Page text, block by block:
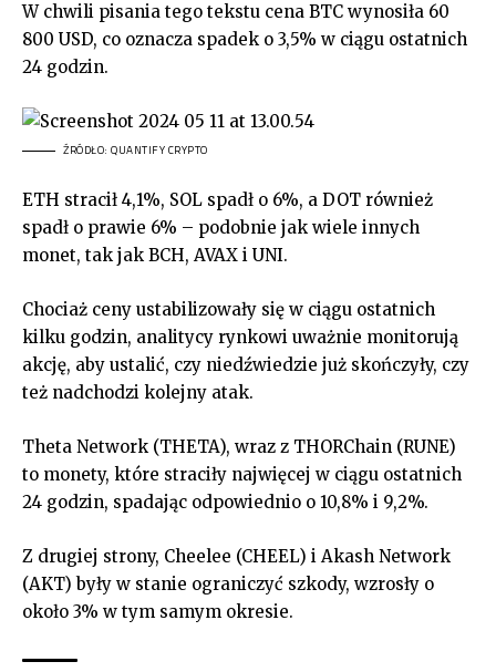
W chwili pisania tego tekstu cena BTC wynosiła 60
800 USD, co oznacza spadek o 3,5% w ciągu ostatnich
24 godzin.
ŹRÓDŁO: QUANTIFY CRYPTO
ETH stracił 4,1%, SOL spadł o 6%, a DOT również
spadł o prawie 6% – podobnie jak wiele innych
monet, tak jak BCH, AVAX i UNI.
Chociaż ceny ustabilizowały się w ciągu ostatnich
kilku godzin, analitycy rynkowi uważnie monitorują
akcję, aby ustalić, czy niedźwiedzie już skończyły, czy
też nadchodzi kolejny atak.
Theta Network (THETA), wraz z THORChain (RUNE)
to monety, które straciły najwięcej w ciągu ostatnich
24 godzin, spadając odpowiednio o 10,8% i 9,2%.
Z drugiej strony, Cheelee (CHEEL) i Akash Network
(AKT) były w stanie ograniczyć szkody, wzrosły o
około 3% w tym samym okresie.